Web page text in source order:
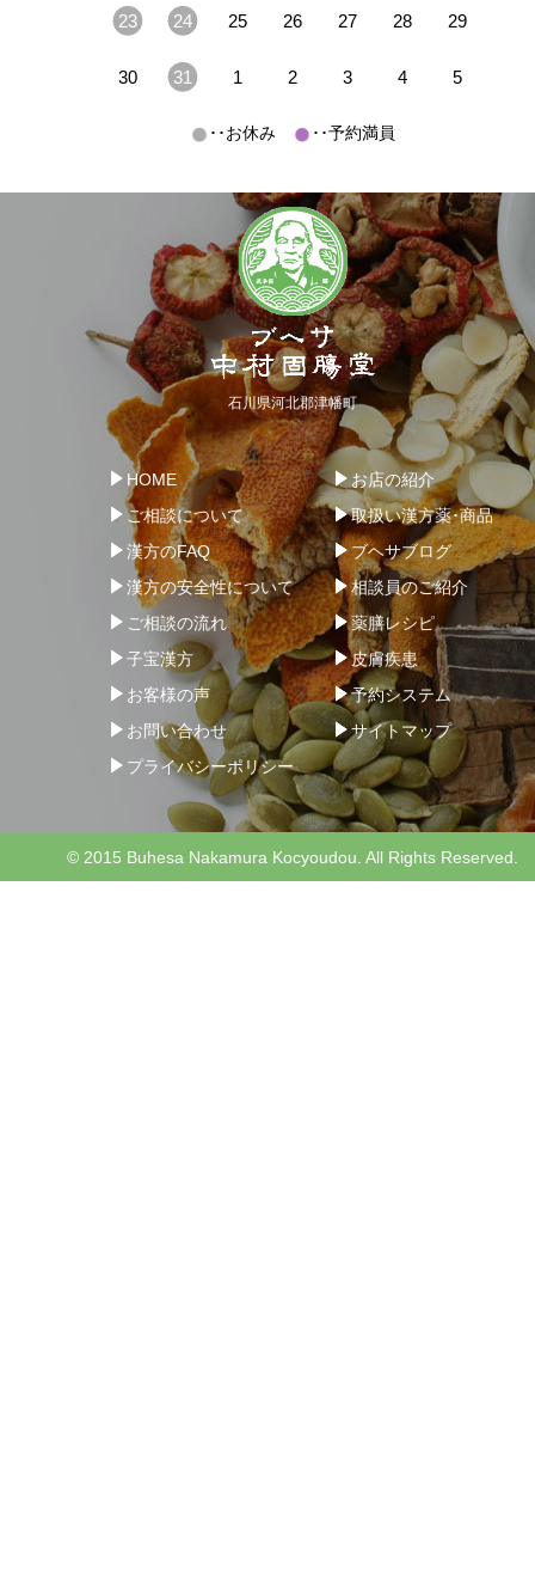
23 24 25 26 27 28 29
30 31 1 2 3 4 5
･･お休み ･･予約満員
石川県河北郡津幡町
HOME
お店の紹介
ご相談について
取扱い漢方薬･商品
漢方のFAQ
ブヘサブログ
漢方の安全性について
相談員のご紹介
ご相談の流れ
薬膳レシピ
子宝漢方
皮膚疾患
お客様の声
予約システム
お問い合わせ
サイトマップ
プライバシーポリシー
© 2015 Buhesa Nakamura Kocyoudou. All Rights Reserved.